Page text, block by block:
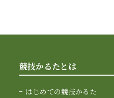
競技かるたとは
はじめての競技かるた